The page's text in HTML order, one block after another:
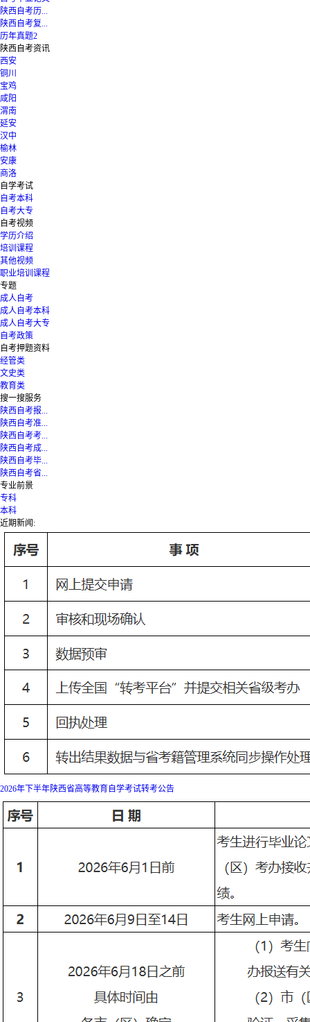
陕西自考历...
陕西自考复...
历年真题2
陕西自考资讯
西安
铜川
宝鸡
咸阳
渭南
延安
汉中
榆林
安康
商洛
自学考试
自考本科
自考大专
自考视频
学历介绍
培训课程
其他视频
职业培训课程
专题
成人自考
成人自考本科
成人自考大专
自考政策
自考押题资料
经管类
文史类
教育类
搜一搜服务
陕西自考报...
陕西自考准...
陕西自考考...
陕西自考成...
陕西自考毕...
陕西自考省...
专业前景
专科
本科
近期新闻:
2026年下半年陕西省高等教育自学考试转考公告